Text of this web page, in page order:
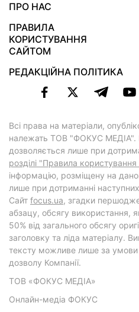
ПРО НАС
ПРАВИЛА
КОРИСТУВАННЯ
САЙТОМ
РЕДАКЦІЙНА ПОЛІТИКА
Всі права на матеріали,
належать ТОВ "ФОКУС МЕДІА".
дозволяється лише при
розділі "Правила
інформацію, розміщену на
лише при дотриманні
Cайт focus.ua, згадки
абзацу, обсягу використання,
50% від загального обсягу
заголовку та ліда матеріалу.
тексту можливе лише за
дозволу Компанії.
ТОВ «ФОКУС МЕДІА»
Онлайн-медіа ФОКУС